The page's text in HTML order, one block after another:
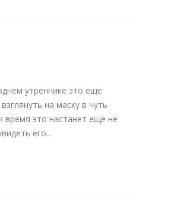
утреннике это еще
на маску в чуть
время это настанет еще не
его...